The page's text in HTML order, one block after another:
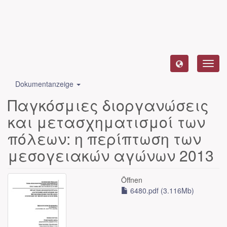
Dokumentanzeige
Παγκόσμιες διοργανώσεις
και μετασχηματισμοί των
πόλεων: η περίπτωση των
μεσογειακών αγώνων 2013
Öffnen
6480.pdf (3.116Mb)